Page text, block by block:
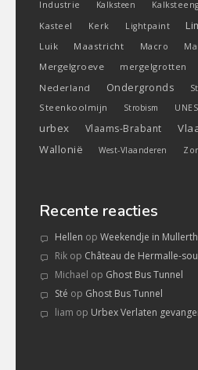
Industrie Kalksteen
Kasteel
Kerk Lightpaint
Luik
Maastricht Macro
Mergelgroeve mergelgrotten
Nederland Ondergronds
Steenkoolmijn Strobism
urbex Vlaams-Brabant
Wallonië West-Vlaanderen
Recente reacties
Hellen op Weekendje in
Rik op Château de Hermalle-
Michael op Ghost Bus Tunnel
Sté op Ghost Bus Tunnel
liam op Urbex Verlaten